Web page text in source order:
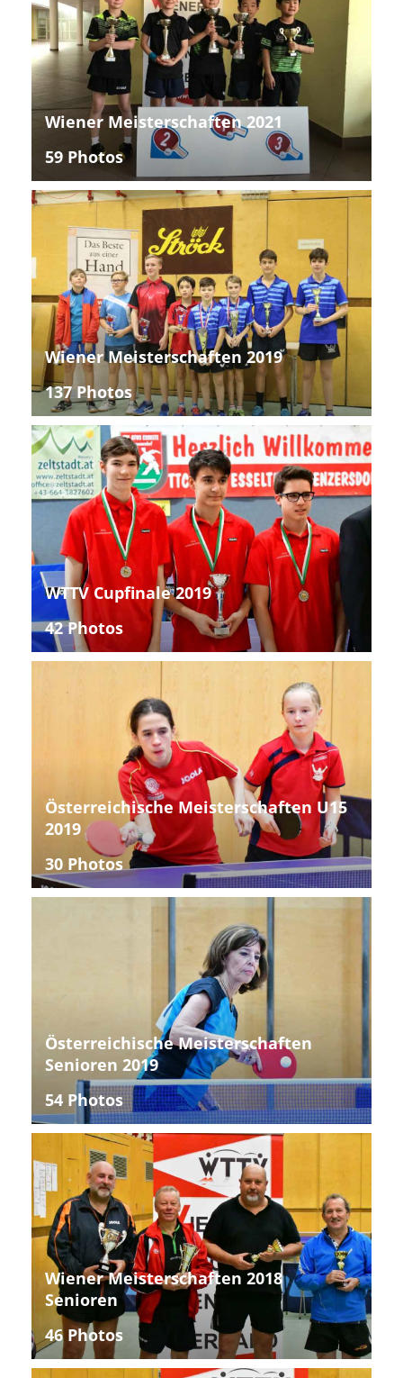
Wiener Meisterschaften 2021
59 Photos
Wiener Meisterschaften 2019
137 Photos
WTTV Cupfinale 2019
42 Photos
Österreichische Meisterschaften U15
2019
30 Photos
Österreichische Meisterschaften
Senioren 2019
54 Photos
Wiener Meisterschaften 2018
Senioren
46 Photos